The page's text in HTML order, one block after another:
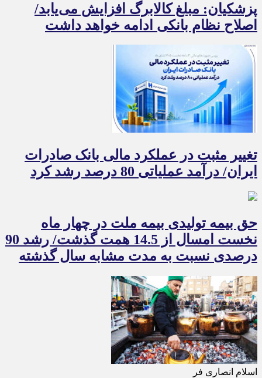
پزشکیان: مبلغ کالابرگ افزایش می‌یابد/
اصلاح نظام بانکی ادامه خواهد داشت
تغییر مثبت در عملکرد مالی بانک صادرات
ایران/ درآمد عملیاتی 80 درصد رشد کرد
حق بیمه تولیدی بیمه ملت در چهار ماه
نخست امسال از 14.5 همت گذشت/ رشد 90
درصدی نسبت به مدت مشابه سال گذشته
اسلام انصاری فر